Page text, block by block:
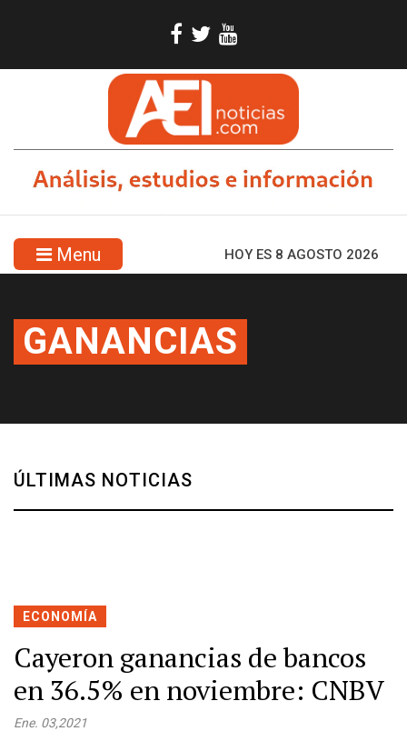
Menu HOY ES 8 AGOSTO 2026
GANANCIAS
ÚLTIMAS NOTICIAS
ECONOMÍA
Cayeron ganancias de bancos
en 36.5% en noviembre: CNBV
Ene. 03,2021